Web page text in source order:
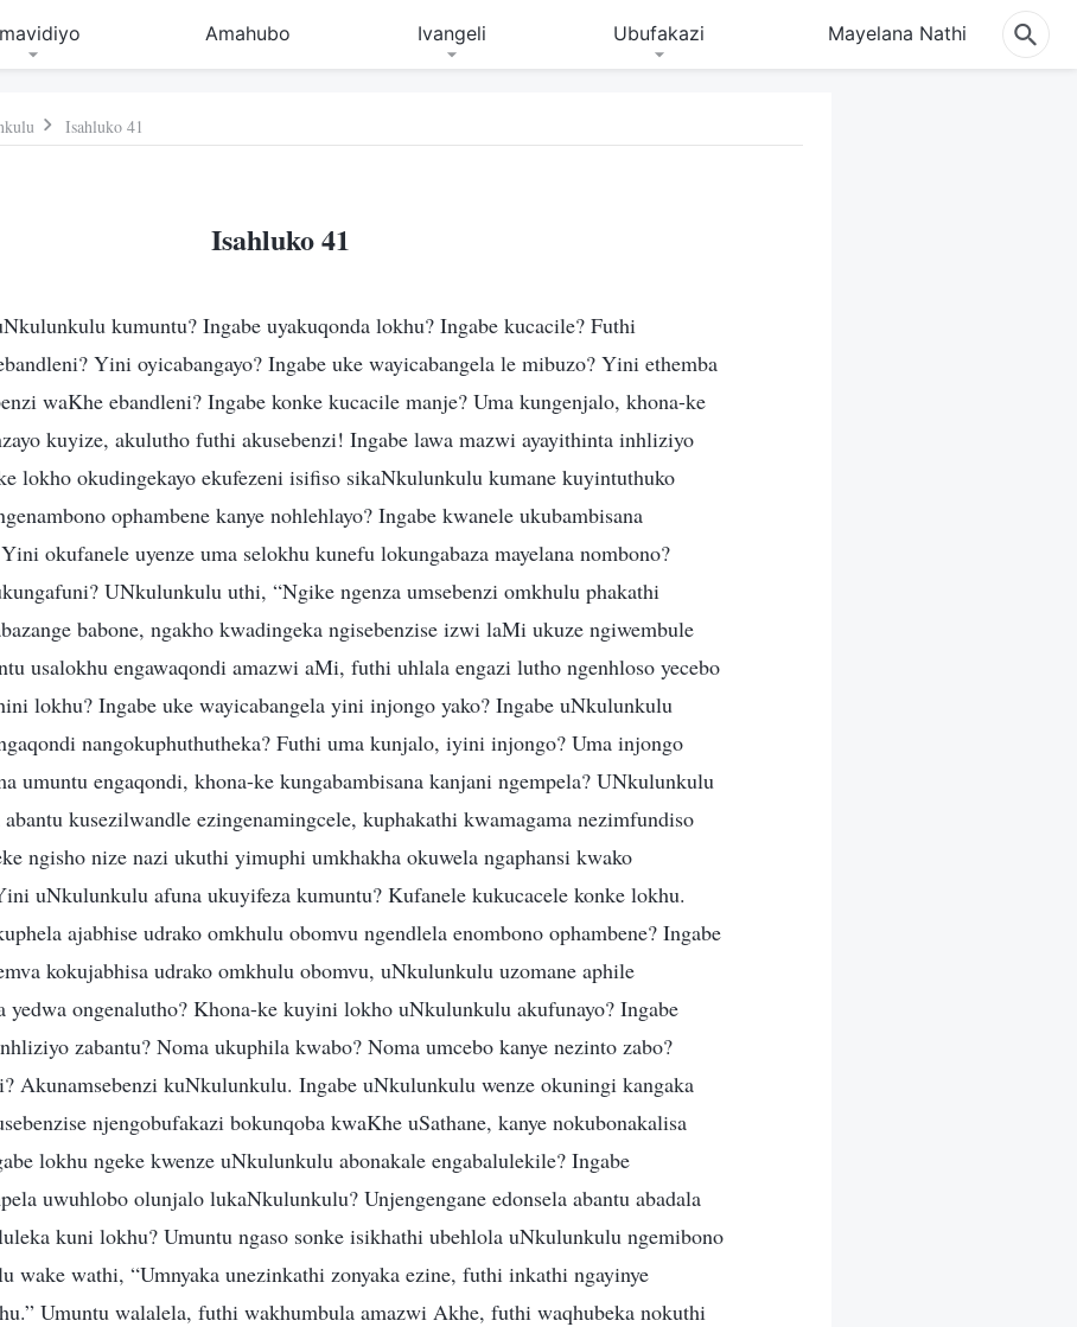
Amahubo Ivangeli Ubufakazi Mayelana Nathi
Isahluko 41
Isahluko 41
kumuntu? Ingabe uyakuqonda lokhu? Ingabe kucacile? Futhi
Yini oyicabangayo? Ingabe uke wayicabangela le mibuzo? Yini ethemba
waKhe ebandleni? Ingabe konke kucacile manje? Uma kungenjalo, khona-ke
kuyize, akulutho futhi akusebenzi! Ingabe lawa mazwi ayayithinta inhliziyo
lokho okudingekayo ekufezeni isifiso sikaNkulunkulu kumane kuyintuthuko
ophambene kanye nohlehlayo? Ingabe kwanele ukubambisana
okufanele uyenze uma selokhu kunefu lokungabaza mayelana nombono?
UNkulunkulu uthi, “Ngike ngenza umsebenzi omkhulu phakathi
babone, ngakho kwadingeka ngisebenzise izwi laMi ukuze ngiwembule
usalokhu engawaqondi amazwi aMi, futhi uhlala engazi lutho ngenhloso yecebo
lokhu? Ingabe uke wayicabangela yini injongo yako? Ingabe uNkulunkulu
nangokuphuthutheka? Futhi uma kunjalo, iyini injongo? Uma injongo
umuntu engaqondi, khona-ke kungabambisana kanjani ngempela? UNkulunkulu
kusezilwandle ezingenamingcele, kuphakathi kwamagama nezimfundiso
ngisho nize nazi ukuthi yimuphi umkhakha okuwela ngaphansi kwako
uNkulunkulu afuna ukuyifeza kumuntu? Kufanele kukucacele konke lokhu.
ajabhise udrako omkhulu obomvu ngendlela enombono ophambene? Ingabe
kokujabhisa udrako omkhulu obomvu, uNkulunkulu uzomane aphile
yedwa ongenalutho? Khona-ke kuyini lokho uNkulunkulu akufunayo? Ingabe
zabantu? Noma ukuphila kwabo? Noma umcebo kanye nezinto zabo?
Akunamsebenzi kuNkulunkulu. Ingabe uNkulunkulu wenze okuningi kangaka
njengobufakazi bokunqoba kwaKhe uSathane, kanye nokubonakalisa
lokhu ngeke kwenze uNkulunkulu abonakale engabalulekile? Ingabe
uwuhlobo olunjalo lukaNkulunkulu? Unjengengane edonsela abantu abadala
kuni lokhu? Umuntu ngaso sonke isikhathi ubehlola uNkulunkulu ngemibono
wake wathi, “Umnyaka unezinkathi zonyaka ezine, futhi inkathi ngayinye
Umuntu walalela, futhi wakhumbula amazwi Akhe, futhi waqhubeka nokuthi